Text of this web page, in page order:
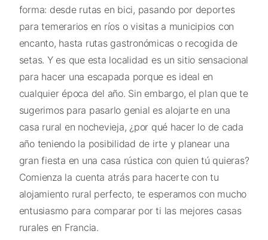
forma: desde rutas en bici, pasando por deportes
para temerarios en ríos o visitas a municipios con
encanto, hasta rutas gastronómicas o recogida de
setas. Y es que esta localidad es un sitio sensacional
para hacer una escapada porque es ideal en
cualquier época del año. Sin embargo, el plan que te
sugerimos para pasarlo genial es alojarte en una
casa rural en nochevieja, ¿por qué hacer lo de cada
año teniendo la posibilidad de irte y planear una
gran fiesta en una casa rústica con quien tú quieras?
Comienza la cuenta atrás para hacerte con tu
alojamiento rural perfecto, te esperamos con mucho
entusiasmo para comparar por ti las mejores casas
rurales en Francia.